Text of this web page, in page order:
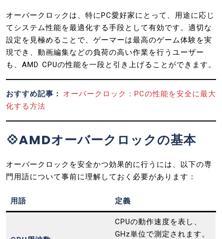
オーバークロックは、特にPC愛好家にとって、用途に応じ
てシステム性能を最適化する手段として有効です。適切な
設定を見極めることで、ゲーマーは最高のゲーム体験を実
現でき、動画編集などの負荷の高い作業を行うユーザー
も、AMD CPUの性能を一段と引き上げることができます。
おすすめ記事：
オーバークロック：PCの性能を安全に最大
化する方法
💠AMDオーバークロックの基本
オーバークロックを安全かつ効果的に行うには、以下の専
門用語について事前に理解しておく必要があります：
用語 定義
CPUの動作速度を表し、
GHz単位で測定されます。